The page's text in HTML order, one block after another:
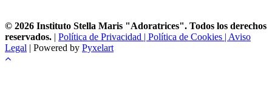
© 2026 Instituto Stella Maris "Adoratrices". Todos los derechos
reservados. | Política de Privacidad | Política de Cookies | Aviso
Legal | Powered by Pyxelart